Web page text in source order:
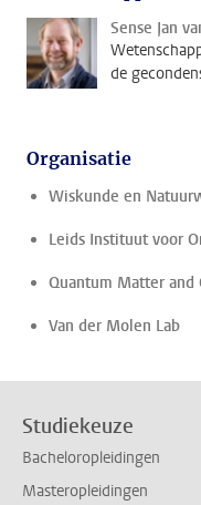
Sense Jan
de
Organisatie
Wiskunde en
Leids Instituut voor
Quantum Matter and
Van der Molen Lab
Studiekeuze
Bacheloropleidingen
Masteropleidingen